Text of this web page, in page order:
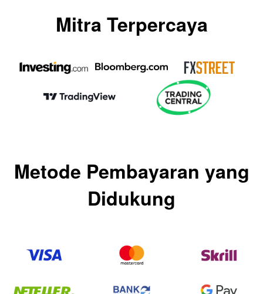
Mitra Terpercaya
Metode Pembayaran yang
Didukung